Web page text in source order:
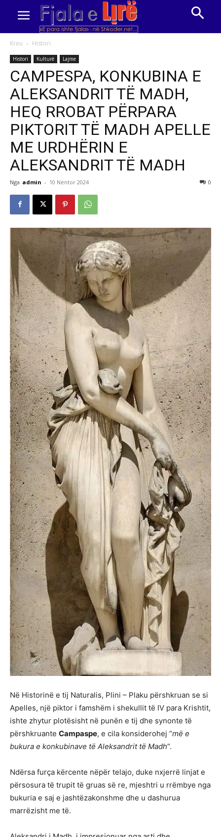
Kreu Histori
Histori Kulturë Lajme
CAMPESPA, KONKUBINA E
ALEKSANDRIT TË MADH,
HEQ RROBAT PËRPARA
PIKTORIT TË MADH APELLE
ME URDHËRIN E
ALEKSANDRIT TË MADH
Nga admin - 10 Nëntor 2024 0
Në Historinë e tij Naturalis, Plini – Plaku përshkruan se si
Apelles, një piktor i famshëm i shekullit të IV para Krishtit,
ishte zhytur plotësisht në punën e tij dhe synonte të
përshkruante Campaspe, e cila konsiderohej “më e
bukura e konkubinave të Aleksandrit të Madh“.
Ndërsa furça kërcente nëpër telajo, duke nxjerrë linjat e
përsosura të trupit të gruas së re, mjeshtri u rrëmbye nga
bukuria e saj e jashtëzakonshme dhe u dashurua
marrëzisht me të.